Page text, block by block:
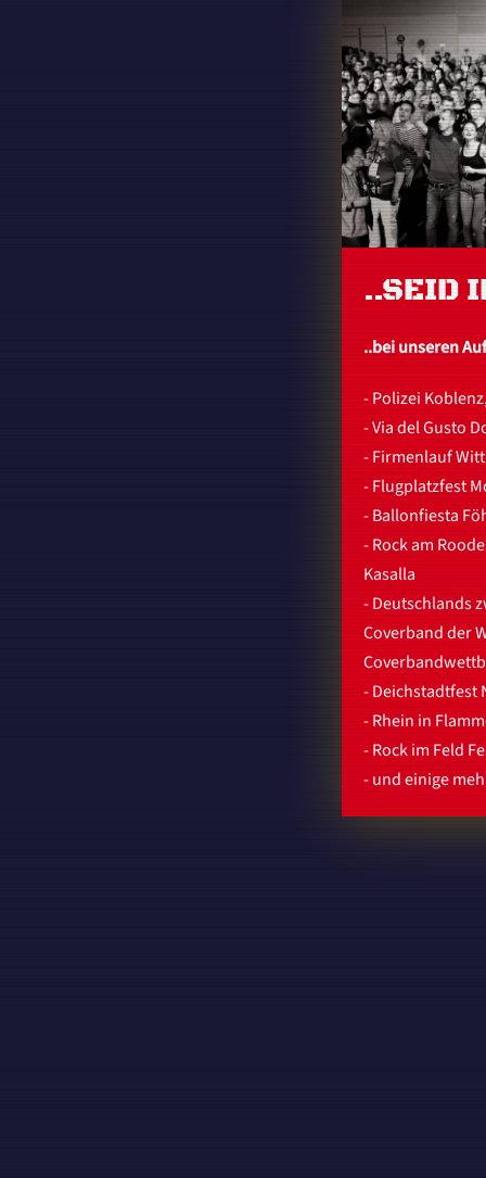
..SEID
..bei unseren
- Polizei
- Via del Gusto
- Firmenlauf
- Flugplatzfest
- Ballonfiesta
- Rock am
Kasalla
- Deutschlands
Coverband der
- Deichstadtfest
- Rhein in
- Rock im Feld
- und einige